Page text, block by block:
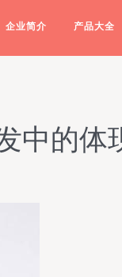
企业简介 产品大全
中的体